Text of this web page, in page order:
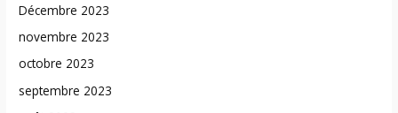
Décembre 2023
novembre 2023
octobre 2023
septembre 2023